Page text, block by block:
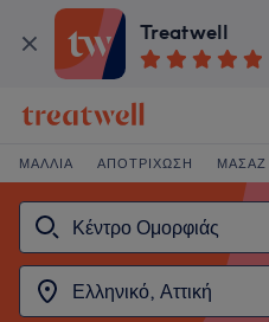
Treatwell
ΜΑΛΛΙΆ ΑΠΟΤΡΊΧΩΣΗ ΜΑΣΆΖ